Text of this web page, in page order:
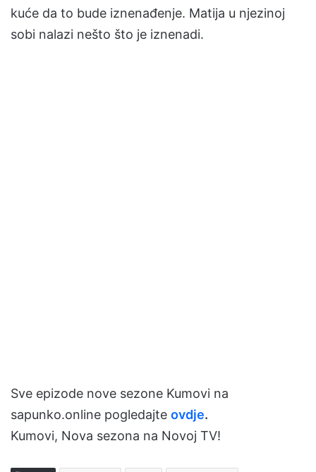
kuće da to bude iznenađenje. Matija u njezinoj
sobi nalazi nešto što je iznenadi.
Sve epizode nove sezone Kumovi na
sapunko.online pogledajte ovdje.
Kumovi, Nova sezona na Novoj TV!